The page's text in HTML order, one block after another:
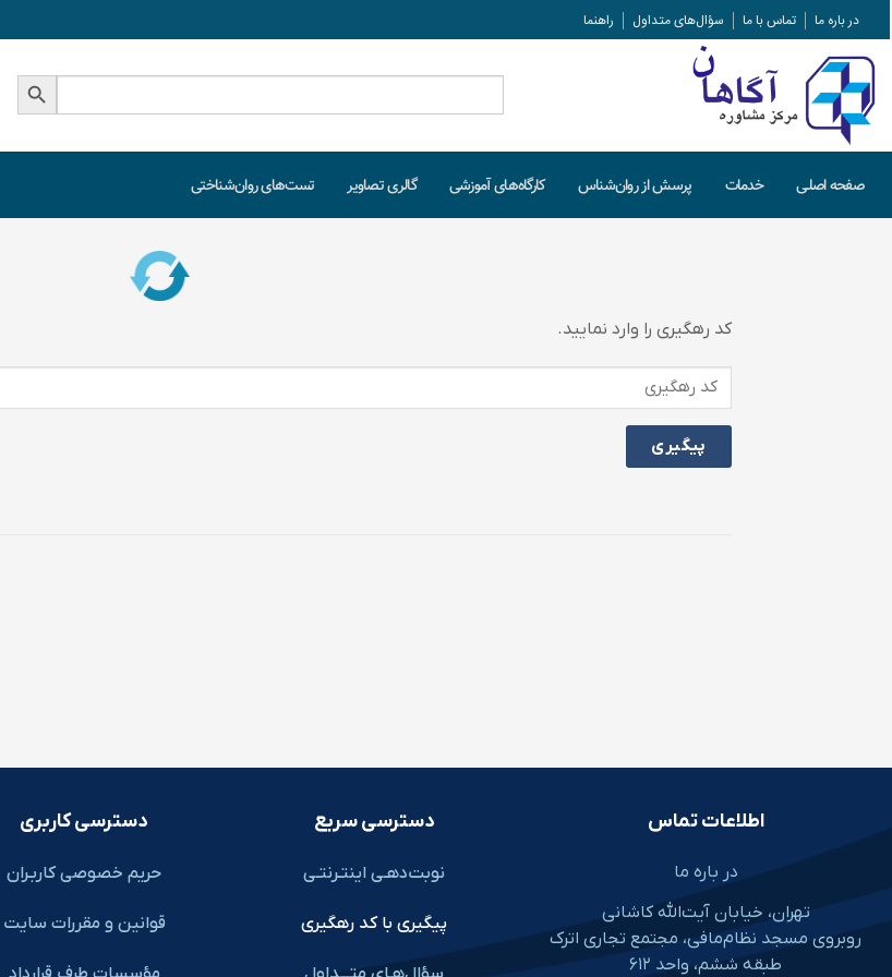
در باره ما تماس با ما سؤال‌های متداول راهنما
جستجو دکمه جستجو
صفحه اصلـی خدمات پرسش از روان‌شناس کارگاه‌های آموزشی گالری تصاویر تست‌های روان‌شناختی
کد رهگیری را وارد نمایید.
اطلاعات تماس
در باره ما
تهران، خیابان آیت‌الله کاشانی
روبروی مسجد نظام‌مافی، مجتمع تجاری اترک
طبقه ششم، واحد ۶۱۲
دسترسی سریع
نوبت‌دهـی اینتـرنتـی
پیگیری با کد رهگیری
دسترسی کاربری
حریم خصوصی کاربـران
قوانین و مقررات سایت